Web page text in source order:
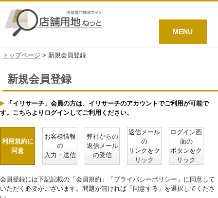
MENU
トップページ > 新規会員登録
新規会員登録
「イリサーチ」会員の方は、イリサーチのアカウントでご利用が可能で
す。こちらよりログインしてご利用ください。
利用規約に
同意
お客様情報
の
入力・送信
弊社からの
返信メール
の受信
返信メール
の
リンクをク
リック
ログイン画
面の
ボタンをク
リック
会員登録には下記記載の「会員規約」「プライバシーポリシー」に同意して
いただく必要がございます。問題が無ければ「同意する」を選択してくださ